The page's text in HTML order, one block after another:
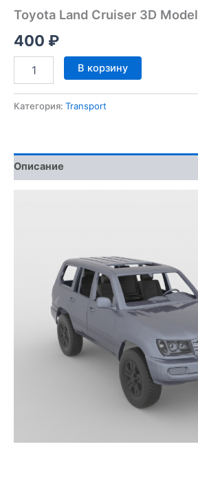
Toyota Land Cruiser 3D Model
400 ₽
Количество
товара
Land
В корзину
Категория: Transport
Описание